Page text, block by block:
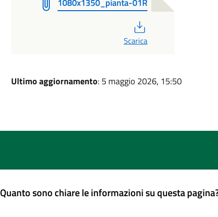
1080x1350_pianta-01R
Scarica
Ultimo aggiornamento: 5 maggio 2026, 15:50
Quanto sono chiare le informazioni su questa